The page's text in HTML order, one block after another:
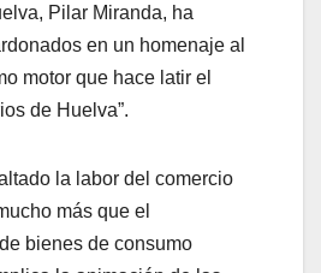
Pilar Miranda, ha
en un homenaje al
motor que hace latir el
de Huelva”.
la labor del comercio
más que el
bienes de consumo